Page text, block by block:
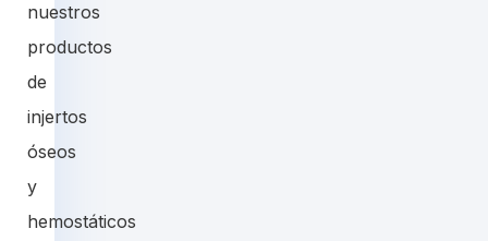
nuestros
productos
de
injertos
óseos
y
hemostáticos